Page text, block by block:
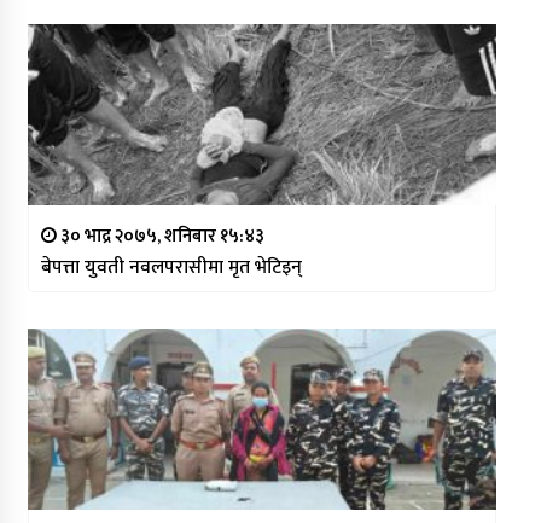
३० भाद्र २०७५, शनिबार १५:४३
बेपत्ता युवती नवलपरासीमा मृत भेटिइन्